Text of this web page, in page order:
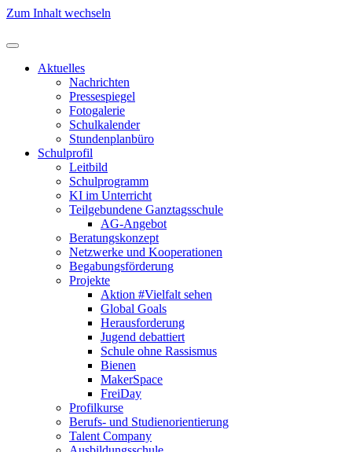
Zum Inhalt wechseln
Aktuelles
Nachrichten
Pressespiegel
Fotogalerie
Schulkalender
Stundenplanbüro
Schulprofil
Leitbild
Schulprogramm
KI im Unterricht
Teilgebundene Ganztagsschule
AG-Angebot
Beratungskonzept
Netzwerke und Kooperationen
Begabungsförderung
Projekte
Aktion #Vielfalt sehen
Global Goals
Herausforderung
Jugend debattiert
Schule ohne Rassismus
Bienen
MakerSpace
FreiDay
Profilkurse
Berufs- und Studienorientierung
Talent Company